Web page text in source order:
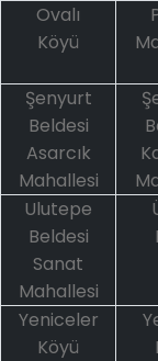
Ovalı
Köyü
Şenyurt
Beldesi
Asarcık
Mahallesi
Ulutepe
Beldesi
Sanat
Mahallesi
Yeniceler
Köyü